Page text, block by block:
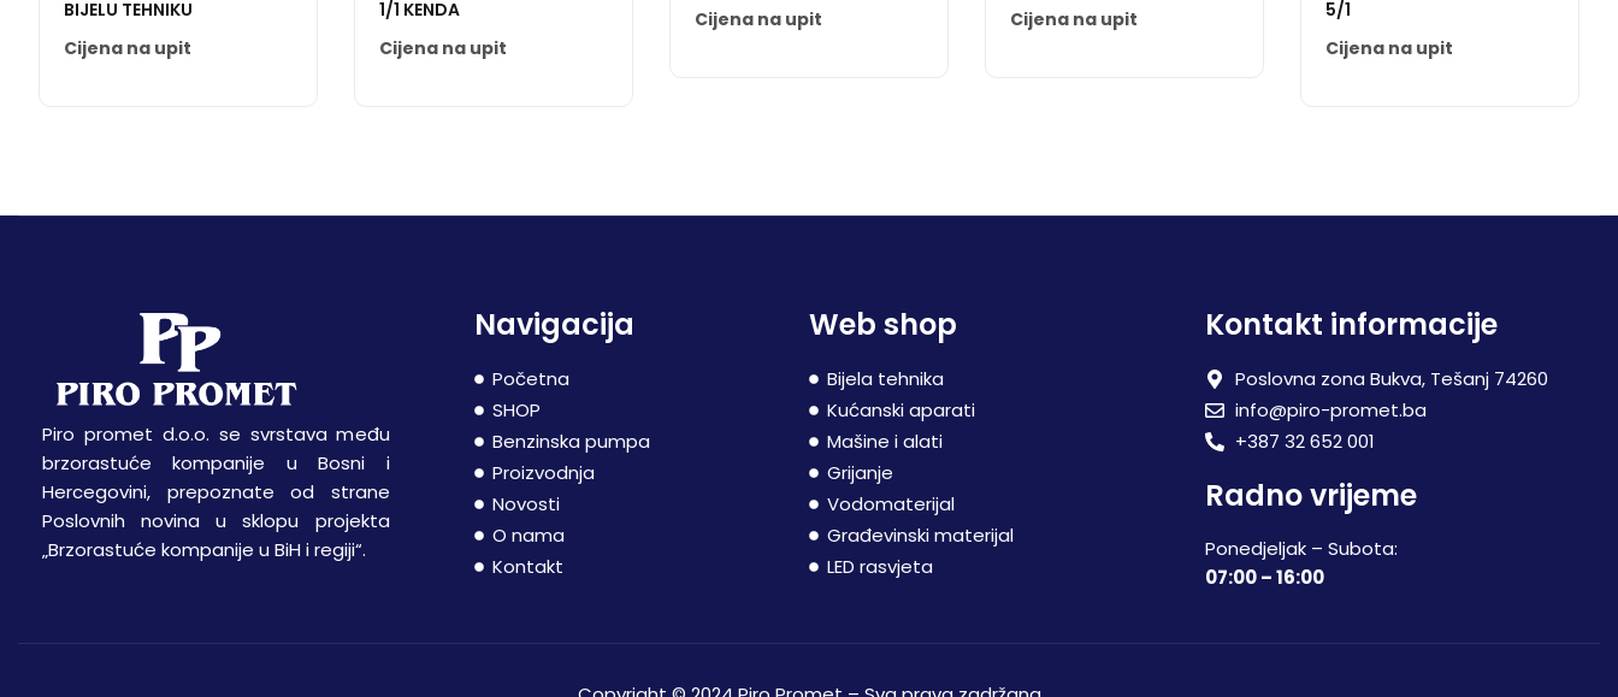
BIJELU TEHNIKU
Cijena na upit
1/1 KENDA
Cijena na upit
Cijena na upit
Cijena na upit
5/1
Cijena na upit
Piro promet d.o.o. se svrstava među
brzorastuće kompanije u Bosni i
Hercegovini, prepoznate od strane
Poslovnih novina u sklopu projekta
„Brzorastuće kompanije u BiH i regiji“.
Navigacija
Početna
SHOP
Benzinska pumpa
Proizvodnja
Novosti
O nama
Kontakt
Web shop
Bijela tehnika
Kućanski aparati
Mašine i alati
Grijanje
Vodomaterijal
Građevinski materijal
LED rasvjeta
Kontakt informacije
Poslovna zona Bukva, Tešanj 74260
info@piro-promet.ba
+387 32 652 001
Radno vrijeme
Ponedjeljak – Subota:
07:00 – 16:00